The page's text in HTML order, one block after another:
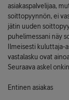
asiakaspalvelijaa,
soittopyynnön, ei
jätin uuden
puhelimessani näy
Ilmeisesti
vastalasku ovat
Seuraava askel
Entinen asiakas